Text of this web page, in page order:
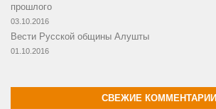
прошлого
03.10.2016
Вести Русской общины Алушты
01.10.2016
СВЕЖИЕ КОММЕНТАРИИ